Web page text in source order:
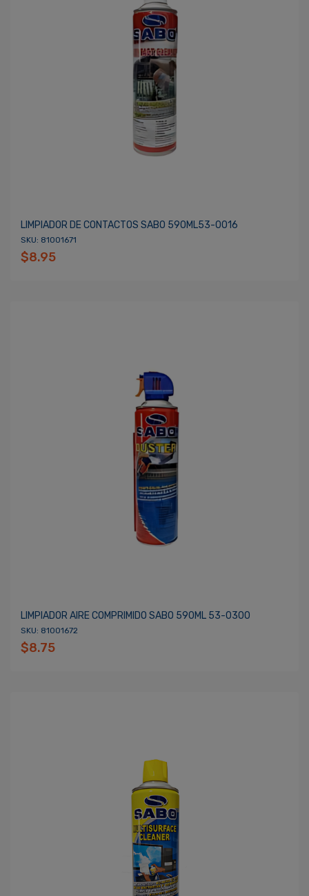
LIMPIADOR DE CONTACTOS SABO 590ML53-0016
SKU: 81001671
$8.95
LIMPIADOR AIRE COMPRIMIDO SABO 590ML 53-0300
SKU: 81001672
$8.75